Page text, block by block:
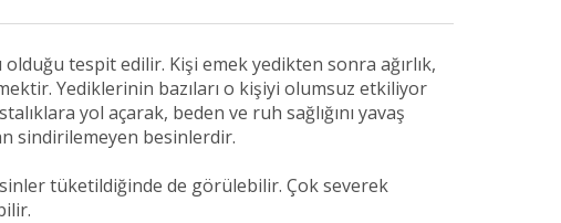
tespit edilir. Kişi emek yedikten sonra ağırlık,
Yediklerinin bazıları o kişiyi olumsuz etkiliyor
yol açarak, beden ve ruh sağlığını yavaş
sindirilemeyen besinlerdir.
tüketildiğinde de görülebilir. Çok severek